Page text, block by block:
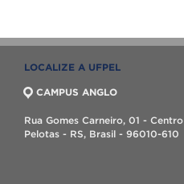
LOCALIZE A UFPEL
CAMPUS ANGLO
Rua Gomes Carneiro, 01 - Centro
Pelotas - RS, Brasil - 96010-610